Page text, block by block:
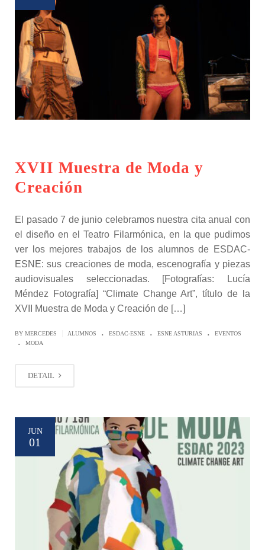
XVII Muestra de Moda y
Creación
El pasado 7 de junio celebramos nuestra cita anual con
el diseño en el Teatro Filarmónica, en la que pudimos
ver los mejores trabajos de los alumnos de ESDAC-
ESNE: sus creaciones de moda, escenografía y piezas
audiovisuales seleccionadas. [Fotografías: Lucía
Méndez Fotografía] “Climate Change Art”, título de la
XVII Muestra de Moda y Creación de […]
BY MERCEDES ALUMNOS . ESDAC-ESNE . ESNE ASTURIAS . EVENTOS
. MODA
DETAIL
JUN
01